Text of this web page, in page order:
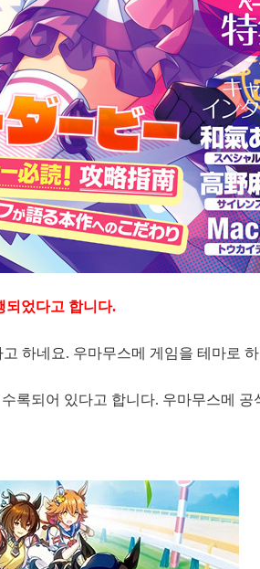
되었다고 합니다.
하네요. 우마무스메 게임을 테마로
록되어 있다고 합니다. 우마무스메 공